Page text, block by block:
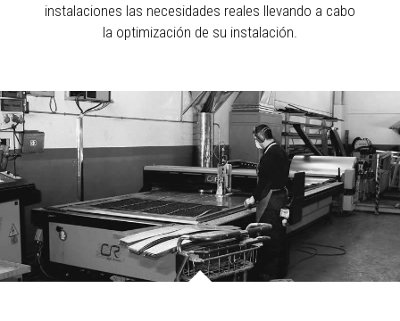
instalaciones las necesidades reales llevando a cabo
la optimización de su instalación.